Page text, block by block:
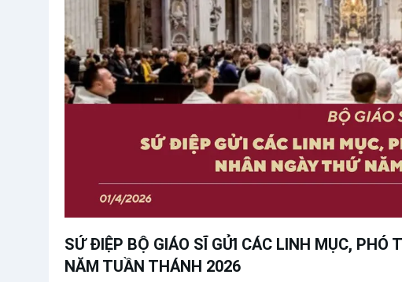
SỨ ĐIỆP BỘ GIÁO SĨ GỬI CÁC LINH MỤC, PHÓ
NĂM TUẦN THÁNH 2026